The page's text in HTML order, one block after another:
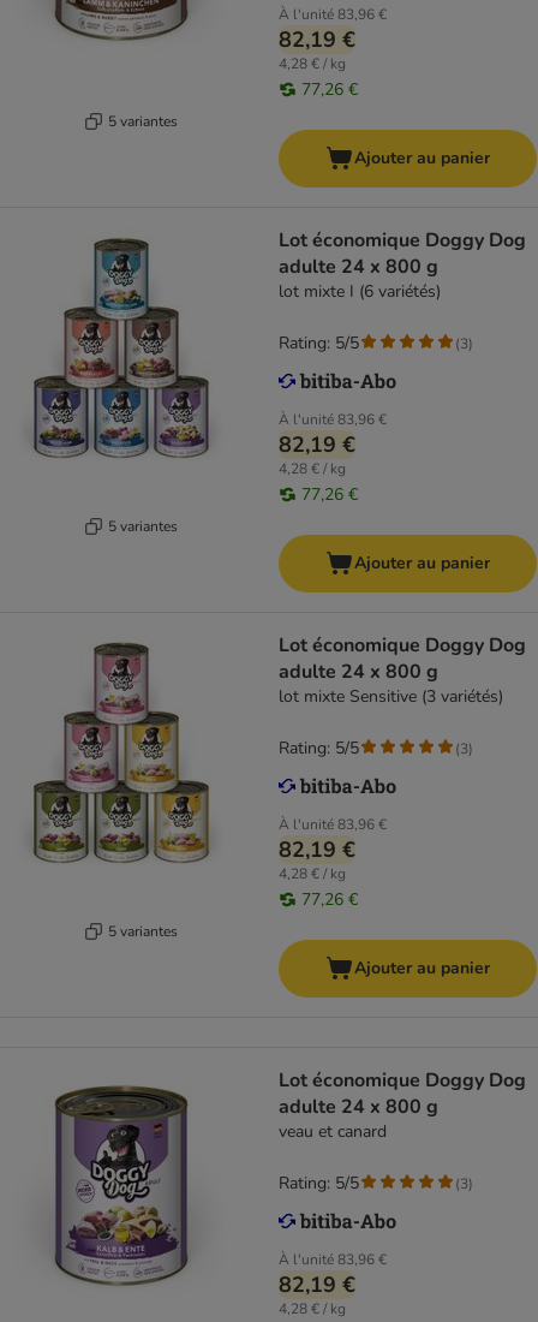
5 variantes
À l'unité83,96 €
82,19 €
4,28 € / kg
77,26 €
Ajouter au panier
5 variantes
Lot économique Doggy Dog
adulte 24 x 800 g
lot mixte I (6 variétés)
À l'unité83,96 €
82,19 €
4,28 € / kg
77,26 €
Rating: 5/5 (3)
Ajouter au panier
5 variantes
Lot économique Doggy Dog
adulte 24 x 800 g
lot mixte Sensitive (3 variétés)
À l'unité83,96 €
82,19 €
4,28 € / kg
77,26 €
Rating: 5/5 (3)
Ajouter au panier
Lot économique Doggy Dog
adulte 24 x 800 g
veau et canard
À l'unité83,96 €
82,19 €
4,28 € / kg
Rating: 5/5 (3)